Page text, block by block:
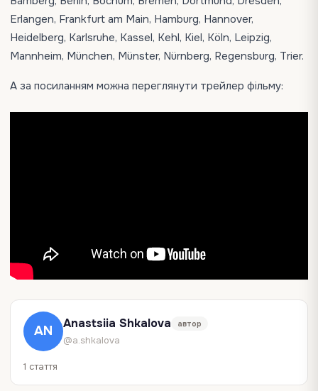
Erlangen, Frankfurt am Main, Hamburg, Hannover,
Heidelberg, Karlsruhe, Kassel, Kehl, Kiel, Köln, Leipzig,
Mannheim, München, Münster, Nürnberg, Regensburg, Trier.
А за посиланням можна переглянути трейлер фільму:
AN Anastsiia Shkalova автор
@a.shkalova
1 стаття